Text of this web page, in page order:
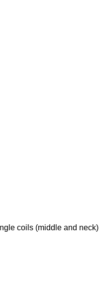
coils (middle and neck)